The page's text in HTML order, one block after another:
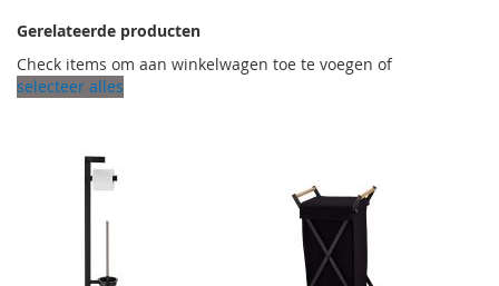
Gerelateerde producten
Check items om aan winkelwagen toe te voegen of
selecteer alles